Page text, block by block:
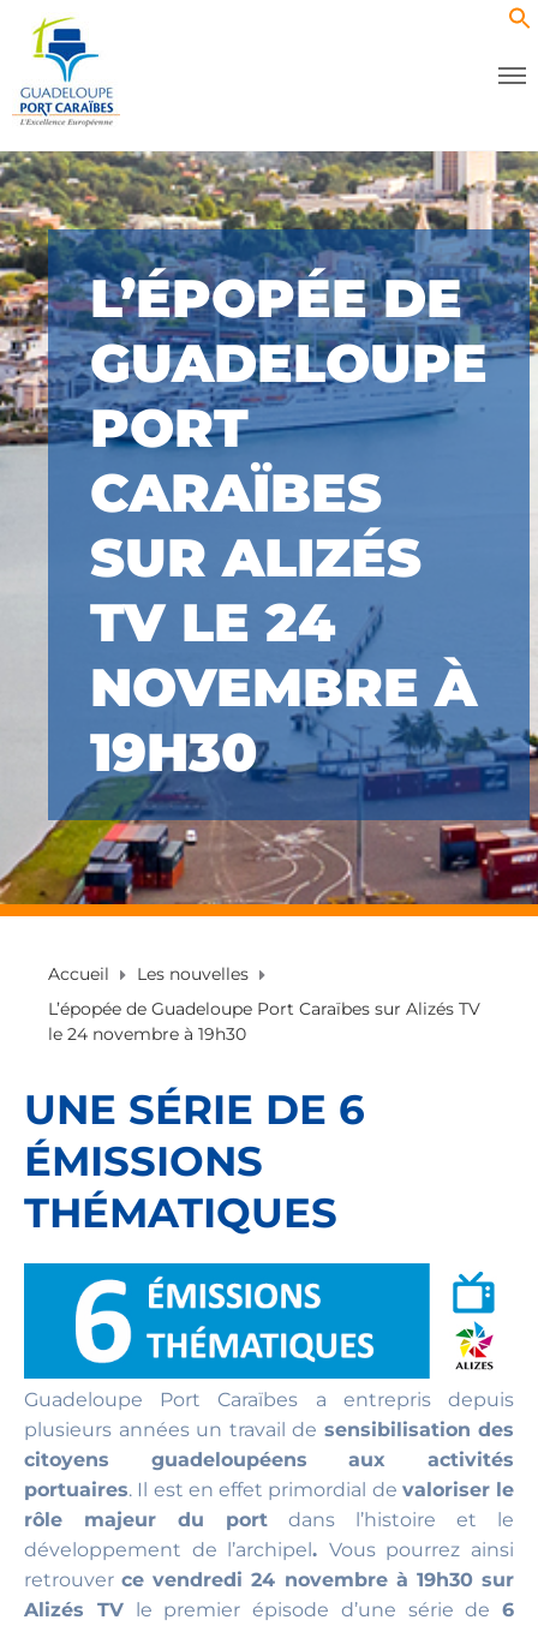
L’ÉPOPÉE DE
GUADELOUPE
PORT
CARAÏBES
SUR ALIZÉS
TV LE 24
NOVEMBRE À
19H30
Accueil
Les nouvelles
L’épopée de Guadeloupe Port Caraïbes sur Alizés TV
le 24 novembre à 19h30
UNE SÉRIE DE 6
ÉMISSIONS
THÉMATIQUES
Guadeloupe Port Caraïbes a entrepris depuis
plusieurs années un travail de sensibilisation des
citoyens guadeloupéens aux activités
portuaires. Il est en effet primordial de valoriser le
rôle majeur du portdans l’histoire et le
développement de l’archipel. Vous pourrez ainsi
retrouverce vendredi 24 novembre à 19h30 sur
Alizés TVle premier épisode d’une série de 6